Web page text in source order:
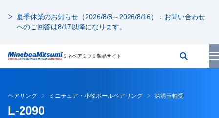
夏季休業のお知らせ（2026/8/8～2026/8/16）：お問い合わせ
へのご回答は8/17以降になります。
ミネベアミツミ製品サイト
ベアリング ミニチュア・小径ボールベアリング 深溝玉軸受
L-2090